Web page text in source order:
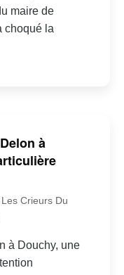
maire de
choqué la
à
Crieurs Du
à Douchy, une